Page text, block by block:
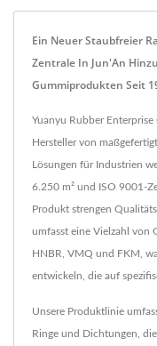
Ein Neuer Staubfreier
Zentrale In Jun'An
Gummiprodukten Seit
Yuanyu Rubber
Hersteller von
Lösungen für Industrien
6.250 m² und ISO 9001-
Produkt strengen
umfasst eine Vielzahl von
HNBR, VMQ und FKM,
entwickeln, die auf
Unsere Produktlinie
Ringe und Dichtungen,